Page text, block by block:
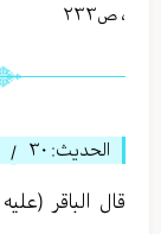
، ص٢٣٣
الحديث: ٣٠ /
قال الباقر